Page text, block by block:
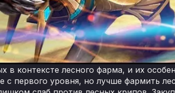
в контексте лесного фарма, и их
первого уровня, но лучше фармить